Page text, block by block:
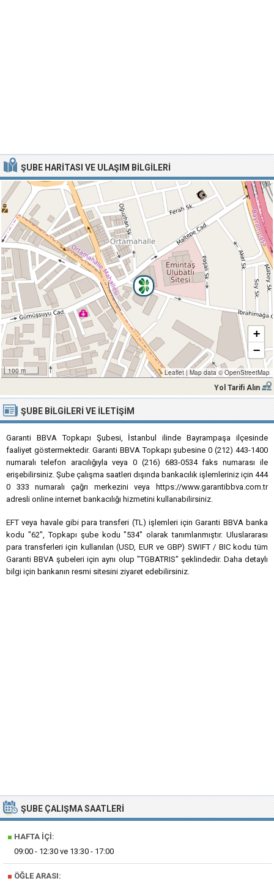
ŞUBE HARITASI VE ULAŞIM BILGILERI
100 m
+
−
Leaflet | Map data ©OpenStreetMap
Yol Tarifi Alın
ŞUBE BILGILERI VE İLETIŞIM
Garanti BBVA Topkapı Şubesi, İstanbul ilinde Bayrampaşa ilçesinde
faaliyet göstermektedir. Garanti BBVA Topkapı şubesine 0 (212) 443-1400
numaralı telefon aracılığıyla veya 0 (216) 683-0534 faks numarası ile
erişebilirsiniz. Şube çalışma saatleri dışında bankacılık işlemleriniz için 444
0 333 numaralı çağrı merkezini veya https://www.garantibbva.com.tr
adresli online internet bankacılığı hizmetini kullanabilirsiniz.
EFT veya havale gibi para transferi (TL) işlemleri için Garanti BBVA banka
kodu "62", Topkapı şube kodu "534" olarak tanımlanmıştır. Uluslararası
para transferleri için kullanılan (USD, EUR ve GBP) SWIFT / BIC kodu tüm
Garanti BBVA şubeleri için aynı olup "TGBATRIS" şeklindedir. Daha detaylı
bilgi için bankanın resmi sitesini ziyaret edebilirsiniz.
ŞUBE ÇALIŞMA SAATLERI
■ HAFTA İÇI:
09:00 - 12:30 ve 13:30 - 17:00
■ ÖĞLE ARASI: